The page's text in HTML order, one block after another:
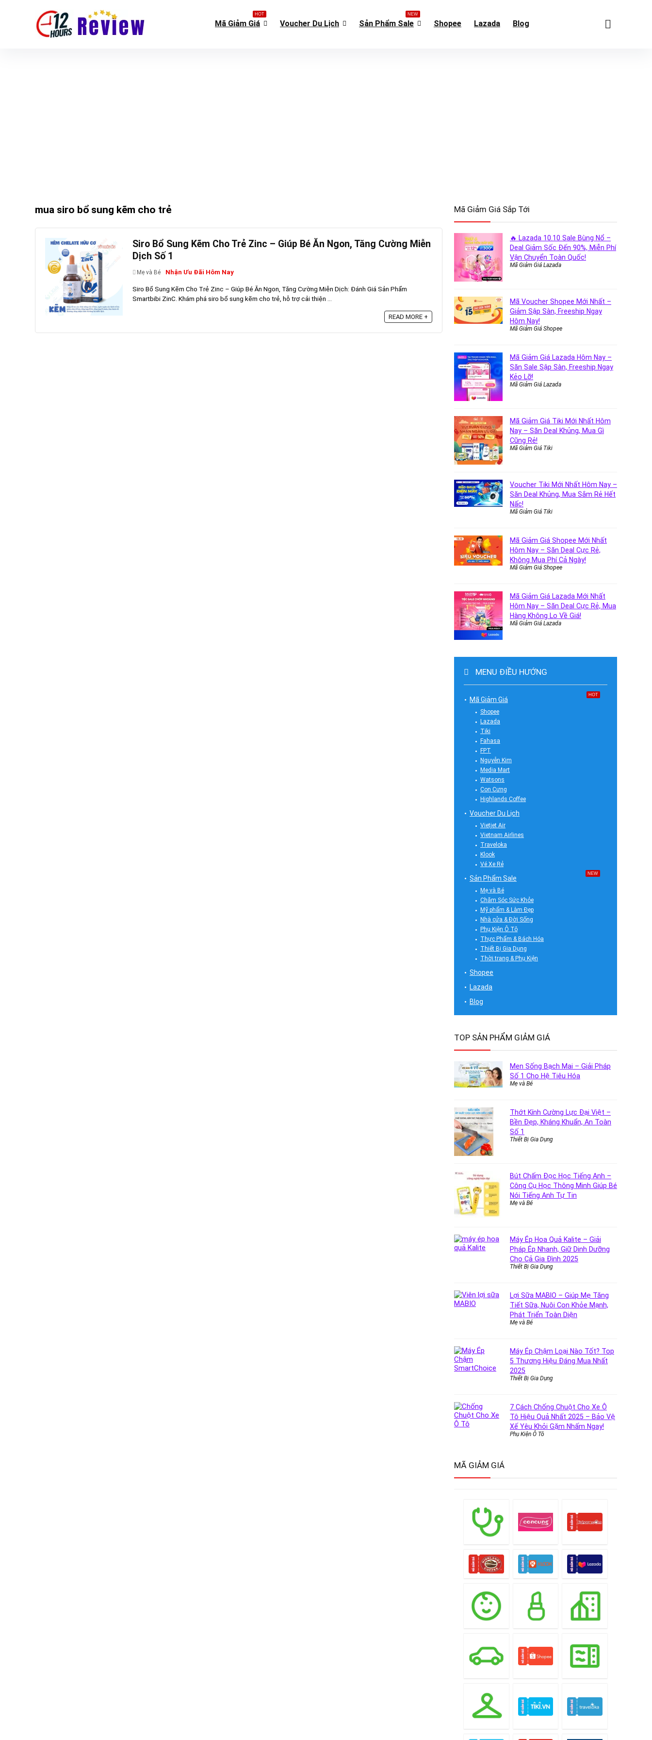
Mã Giảm Giá
HOT
Voucher Du Lịch Sản Phẩm Sale
NEW
Shopee Lazada Blog
mua siro bổ sung kẽm cho trẻ
Siro Bổ Sung Kẽm Cho Trẻ Zinc – Giúp Bé Ăn Ngon, Tăng Cường Miễn
Dịch Số 1
Mẹ và Bé Nhận Ưu Đãi Hôm Nay
Siro Bổ Sung Kẽm Cho Trẻ Zinc – Giúp Bé Ăn Ngon, Tăng Cường Miễn Dịch: Đánh Giá Sản Phẩm
Smartbibi ZinC. Khám phá siro bổ sung kẽm cho trẻ, hỗ trợ cải thiện ...
READ MORE +
Mã Giảm Giá Sắp Tới
🔥 Lazada 10.10 Sale Bùng Nổ –
Deal Giảm Sốc Đến 90%, Miễn Phí
Vận Chuyển Toàn Quốc!
Mã Giảm Giá Lazada
Mã Voucher Shopee Mới Nhất –
Giảm Sập Sàn, Freeship Ngay
Hôm Nay!
Mã Giảm Giá Shopee
Mã Giảm Giá Lazada Hôm Nay –
Săn Sale Sập Sàn, Freeship Ngay
Kẻo Lỡ!
Mã Giảm Giá Lazada
Mã Giảm Giá Tiki Mới Nhất Hôm
Nay – Săn Deal Khủng, Mua Gì
Cũng Rẻ!
Mã Giảm Giá Tiki
Voucher Tiki Mới Nhất Hôm Nay –
Săn Deal Khủng, Mua Sắm Rẻ Hết
Nấc!
Mã Giảm Giá Tiki
Mã Giảm Giá Shopee Mới Nhất
Hôm Nay – Săn Deal Cực Rẻ,
Không Mua Phí Cả Ngày!
Mã Giảm Giá Shopee
Mã Giảm Giá Lazada Mới Nhất
Hôm Nay – Săn Deal Cực Rẻ, Mua
Hàng Không Lo Về Giá!
Mã Giảm Giá Lazada
MENU ĐIỀU HƯỚNG
Mã Giảm Giá
HOT
Shopee
Lazada
Tiki
Fahasa
FPT
Nguyễn Kim
Media Mart
Watsons
Con Cưng
Highlands Coffee
Voucher Du Lịch
Vietjet Air
Vietnam Airlines
Traveloka
Klook
Vé Xe Rẻ
Sản Phẩm Sale
NEW
Mẹ và Bé
Chăm Sóc Sức Khỏe
Mỹ phẩm & Làm Đẹp
Nhà cửa & Đời Sống
Phụ Kiện Ô Tô
Thực Phẩm & Bách Hóa
Thiết Bị Gia Dụng
Thời trang & Phụ Kiện
Shopee
Lazada
Blog
TOP SẢN PHẨM GIẢM GIÁ
Men Sống Bạch Mai – Giải Pháp
Số 1 Cho Hệ Tiêu Hóa
Mẹ và Bé
Thớt Kính Cường Lực Đại Việt –
Bền Đẹp, Kháng Khuẩn, An Toàn
Số 1
Thiết Bị Gia Dụng
Bút Chấm Đọc Học Tiếng Anh –
Công Cụ Học Thông Minh Giúp Bé
Nói Tiếng Anh Tự Tin
Mẹ và Bé
Máy Ép Hoa Quả Kalite – Giải
Pháp Ép Nhanh, Giữ Dinh Dưỡng
Cho Cả Gia Đình 2025
Thiết Bị Gia Dụng
Lợi Sữa MABIO – Giúp Mẹ Tăng
Tiết Sữa, Nuôi Con Khỏe Mạnh,
Phát Triển Toàn Diện
Mẹ và Bé
Máy Ép Chậm Loại Nào Tốt? Top
5 Thương Hiệu Đáng Mua Nhất
2025
Thiết Bị Gia Dụng
7 Cách Chống Chuột Cho Xe Ô
Tô Hiệu Quả Nhất 2025 – Bảo Vệ
Xế Yêu Khỏi Gặm Nhấm Ngay!
Phụ Kiện Ô Tô
MÃ GIẢM GIÁ